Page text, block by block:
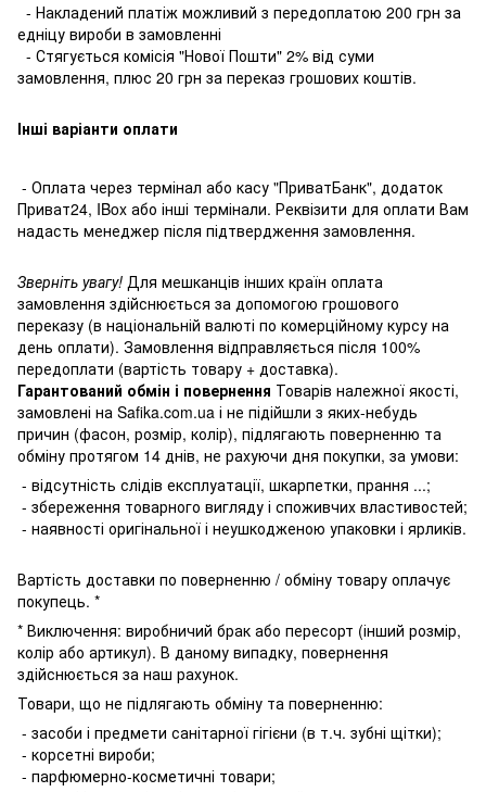
- Накладений платіж можливий з передоплатою 200 грн за
едніцу вироби в замовленні
- Стягується комісія "Нової Пошти" 2% від суми
замовлення, плюс 20 грн за переказ грошових коштів.
Інші варіанти оплати
- Оплата через термінал або касу "ПриватБанк", додаток
Приват24, IBox або інші термінали. Реквізити для оплати Вам
надасть менеджер після підтвердження замовлення.
Зверніть увагу! Для мешканців інших країн оплата
замовлення здійснюється за допомогою грошового
переказу (в національній валюті по комерційному курсу на
день оплати). Замовлення відправляється після 100%
передоплати (вартість товару + доставка).
Гарантований обмін і повернення Товарів належної якості,
замовлені на Safika.com.ua і не підійшли з яких-небудь
причин (фасон, розмір, колір), підлягають поверненню та
обміну протягом 14 днів, не рахуючи дня покупки, за умови:
- відсутність слідів експлуатації, шкарпетки, прання ...;
- збереження товарного вигляду і споживчих властивостей;
- наявності оригінальної і неушкодженою упаковки і ярликів.
Вартість доставки по поверненню / обміну товару оплачує
покупець. *
* Виключення: виробничий брак або пересорт (інший розмір,
колір або артикул). В даному випадку, повернення
здійснюється за наш рахунок.
Товари, що не підлягають обміну та поверненню:
- засоби і предмети санітарної гігієни (в т.ч. зубні щітки);
- корсетні вироби;
- парфюмерно-косметичні товари;